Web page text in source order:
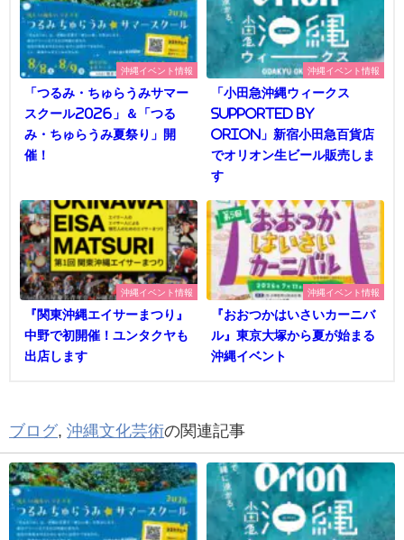
沖縄イベント情報
「つるみ・ちゅらうみサマー
スクール2026」＆「つる
み・ちゅらうみ夏祭り」開
催！
沖縄イベント情報
「小田急沖縄ウィークス
supported by
Orion」新宿小田急百貨店
でオリオン生ビール販売しま
す
沖縄イベント情報
『関東沖縄エイサーまつり』
中野で初開催！ユンタクヤも
出店します
沖縄イベント情報
『おおつかはいさいカーニバ
ル』東京大塚から夏が始まる
沖縄イベント
ブログ, 沖縄文化芸術の関連記事